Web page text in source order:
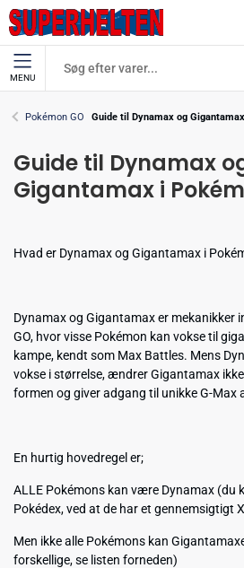
MENU
Pokémon GO Guide til Dynamax og
Guide til Dynamax
Gigantamax i
Hvad er Dynamax og Gigantamax i
Dynamax og Gigantamax er mekanikker
GO, hvor visse Pokémon kan vokse til
kampe, kendt som Max Battles. Mens
vokse i størrelse, ændrer Gigantamax
formen og giver adgang til unikke G-Max
En hurtig hovedregel er;
ALLE Pokémons kan være Dynamax (du
Pokédex, ved at de har et gennemsigtigt
Men ikke alle Pokémons kan
forskellige, se listen forneden)